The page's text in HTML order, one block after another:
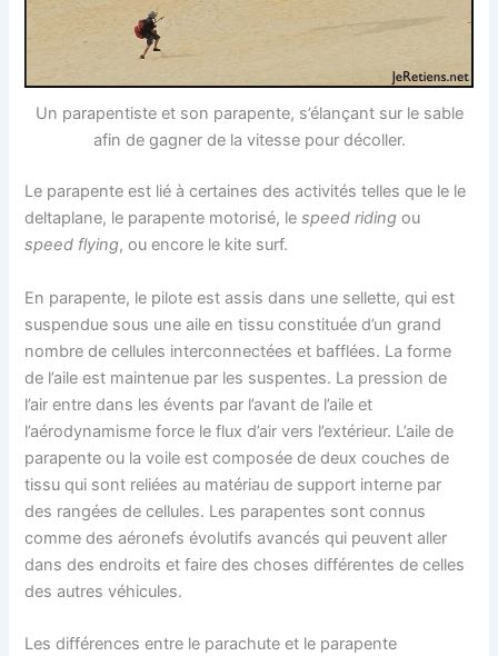
Un parapentiste et son parapente, s’élançant sur le sable
afin de gagner de la vitesse pour décoller.
Le parapente est lié à certaines des activités telles que le le
deltaplane, le parapente motorisé, lespeed riding ou
speed flying, ou encore le kite surf.
En parapente, le pilote est assis dans une sellette, qui est
suspendue sous une aile en tissu constituée d’un grand
nombre de cellules interconnectées et bafflées. La forme
de l’aile est maintenue par les suspentes. La pression de
l’air entre dans les évents par l’avant de l’aile et
l’aérodynamisme force le flux d’air vers l’extérieur. L’aile de
parapente ou la voile est composée de deux couches de
tissu qui sont reliées au matériau de support interne par
des rangées de cellules. Les parapentes sont connus
comme des aéronefs évolutifs avancés qui peuvent aller
dans des endroits et faire des choses différentes de celles
des autres véhicules.
Les différences entre le parachute et le parapente